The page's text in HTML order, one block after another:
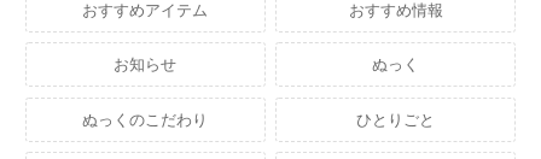
おすすめアイテム おすすめ情報
お知らせ ぬっく
ぬっくのこだわり ひとりごと